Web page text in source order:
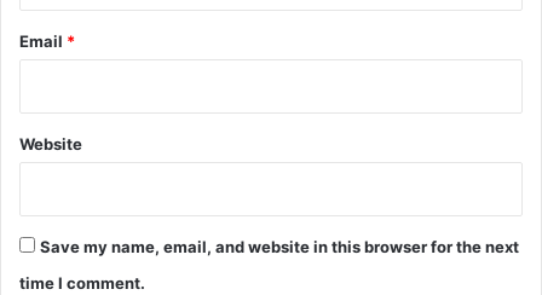
Email *
Website
Save my name, email, and website in this browser for the next
time I comment.